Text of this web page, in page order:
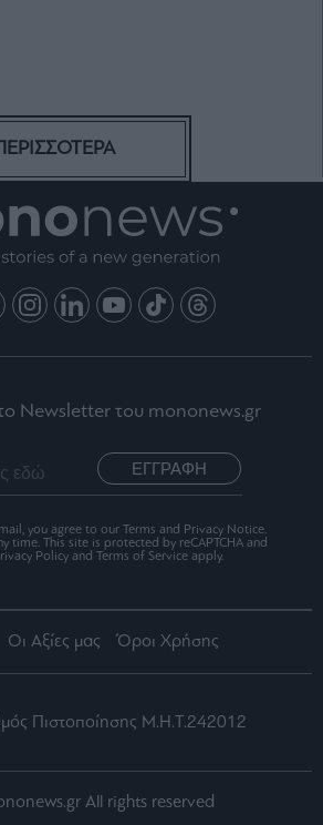
Newsletter του mononews.gr
ΕΓΓΡΑΦΗ
you agree to our Terms and Privacy Notice.
time. This site is protected by reCAPTCHA and
Policy and Terms of Service apply.
Οι Αξίες μας Όροι Χρήσης
Πιστοποίησης Μ.Η.Τ.242012
All rights reserved